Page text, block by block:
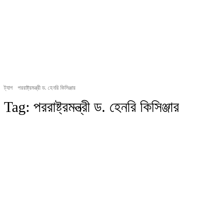
ট্যাগ পররাষ্ট্রমন্ত্রী ড. হেনরি কিসিঞ্জার
Tag: পররাষ্ট্রমন্ত্রী ড. হেনরি কিসিঞ্জার